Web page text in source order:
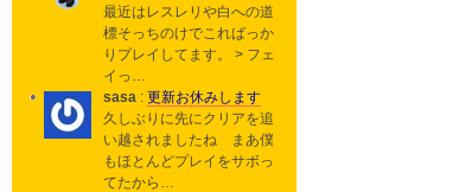
最近はレスレリや白への道
標そっちのけでこればっか
りプレイしてます。 > フェ
イっ…
sasa : 更新お休みします
久しぶりに先にクリアを追
い越されましたね まあ僕
もほとんどプレイをサボっ
てたから…